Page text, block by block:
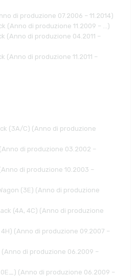
di produzione 07.2006 – 11.2014)
(Anno di produzione 11.2009 – …)
(Anno di produzione 04.2011 –
(Anno di produzione 11.2011 –
(3A/C) (Anno di produzione
(Anno di produzione 03.2002 –
di produzione 10.2003 –
(3E) (Anno di produzione
(4A, 4C) (Anno di produzione
4H) (Anno di produzione 09.2007 –
(Anno di produzione 06.2009 –
0E_) (Anno di produzione 06.2009 –